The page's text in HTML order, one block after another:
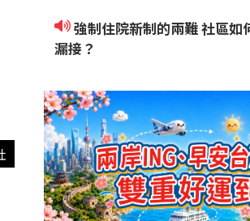
強制住院新制的兩難 社區如何不
漏接？